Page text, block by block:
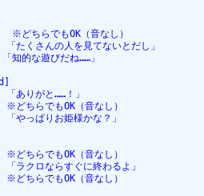
※どちらでもOK（音なし）
たくさんの人を見てないとだし」
知的な遊びだね……」
「ありがと……！」
※どちらでもOK（音なし）
やっぱりお姫様かな？」
※どちらでもOK（音なし）
ラクロならすぐに終わるよ」
※どちらでもOK（音なし）